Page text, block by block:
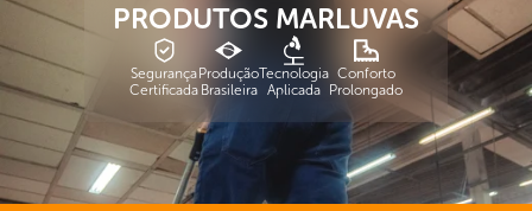
PRODUTOS MARLUVAS
Segurança
Certificada
Produção
Brasileira
Tecnologia
Aplicada
Conforto
Prolongado